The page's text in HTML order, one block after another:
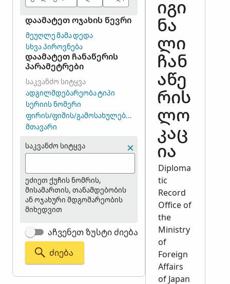
დაამატეთ ოჯახის წევრი
ᲛᲔᲣᲦᲚᲔᲛᲐᲛᲐᲓᲔᲓᲐ
ᲡᲮᲕᲐ ᲞᲘᲠᲝᲕᲜᲔᲑᲐ
დაამატეთ ჩანაწერის
პარამეტრები
ᲡᲐᲙᲕᲐᲜᲫᲝ ᲡᲘᲢᲧᲕᲐ
ᲐᲓᲒᲘᲚᲛᲓᲔᲑᲐᲠᲔᲝᲑᲐᲢᲘᲞᲘ
ᲡᲔᲠᲘᲘᲡ ᲜᲝᲛᲔᲠᲘ
ᲤᲘᲠᲘᲡ/ᲤᲘᲨᲘᲡ/ᲒᲐᲛᲝᲡᲐᲮᲣᲚᲔᲑᲘᲡ ᲯᲒᲣᲤᲘᲡ ᲜᲝᲛᲔᲠᲘ (DGS)
ᲛᲗᲐᲕᲐᲠᲘ
საკვანძო სიტყვა
ეძიეთ ქუჩის ნომრის,
მისამართის, თანამდებობის
ან ოჯახური მდგომარეობის
მიხედვით
აჩვენეთ ზუსტი ძიება
ᲫᲘᲔᲑᲐ
იგი
ნა
ლი
ჩან
აწე
რის
ლო
კაც
ია
Diploma
tic
Record
Office of
the
Ministry
of
Foreign
Affairs
of Japan